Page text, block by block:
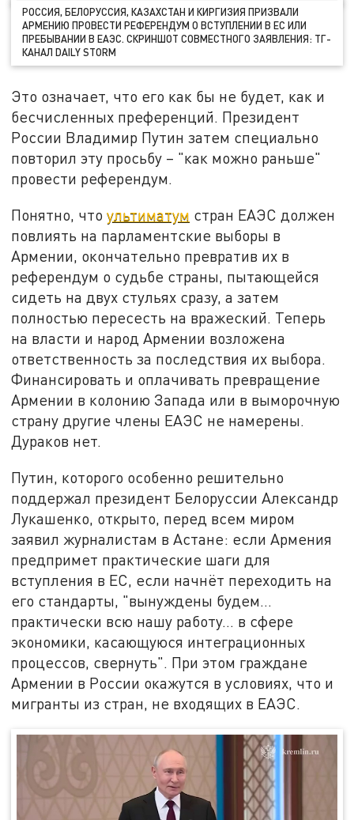
РОССИЯ, БЕЛОРУССИЯ, КАЗАХСТАН И КИРГИЗИЯ ПРИЗВАЛИ
АРМЕНИЮ ПРОВЕСТИ РЕФЕРЕНДУМ О ВСТУПЛЕНИИ В ЕС ИЛИ
ПРЕБЫВАНИИ В ЕАЭС. СКРИНШОТ СОВМЕСТНОГО ЗАЯВЛЕНИЯ: ТГ-
КАНАЛ DAILY STORM
Это означает, что его как бы не будет, как и
бесчисленных преференций. Президент
России Владимир Путин затем специально
повторил эту просьбу – "как можно раньше"
провести референдум.
Понятно, чтоультиматум стран ЕАЭС должен
повлиять на парламентские выборы в
Армении, окончательно превратив их в
референдум о судьбе страны, пытающейся
сидеть на двух стульях сразу, а затем
полностью пересесть на вражеский. Теперь
на власти и народ Армении возложена
ответственность за последствия их выбора.
Финансировать и оплачивать превращение
Армении в колонию Запада или в выморочную
страну другие члены ЕАЭС не намерены.
Дураков нет.
Путин, которого особенно решительно
поддержал президент Белоруссии Александр
Лукашенко, открыто, перед всем миром
заявил журналистам в Астане: если Армения
предпримет практические шаги для
вступления в ЕС, если начнёт переходить на
его стандарты, "вынуждены будем…
практически всю нашу работу… в сфере
экономики, касающуюся интеграционных
процессов, свернуть". При этом граждане
Армении в России окажутся в условиях, что и
мигранты из стран, не входящих в ЕАЭС.